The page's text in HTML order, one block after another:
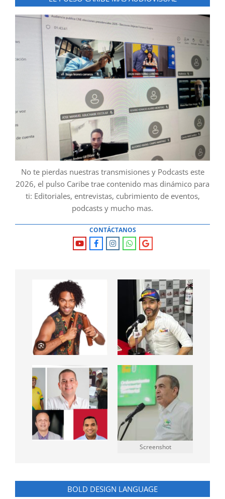
No te pierdas nuestras transmisiones y Podcasts este
2026, el pulso Caribe trae contenido mas dinámico para
ti: Editoriales, entrevistas, cubrimiento de eventos,
podcasts y mucho mas.
CONTÁCTANOS
Screenshot
BOLD DESIGN LANGUAGE